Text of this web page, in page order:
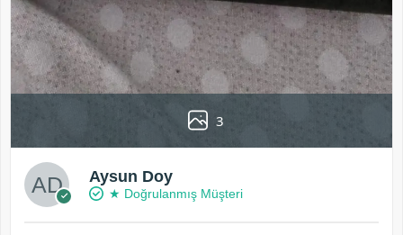
3
Aysun Doy
★ Doğrulanmış Müşteri